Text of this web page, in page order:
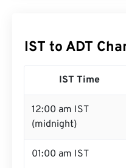
IST to ADT
IST Time
12:00 am IST
(midnight)
01:00 am IST